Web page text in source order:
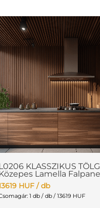
KLASSZIKUS
Lamella Falpanel
HUF/ db
1 db / db / 13619 HUF